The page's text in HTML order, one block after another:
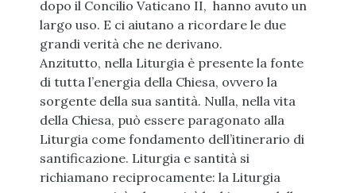
dopo il Concilio Vaticano II, hanno avuto un
largo uso. E ci aiutano a ricordare le due
grandi verità che ne derivano.
Anzitutto, nella Liturgia è presente la fonte
di tutta l’energia della Chiesa, ovvero la
sorgente della sua santità. Nulla, nella vita
della Chiesa, può essere paragonato alla
Liturgia come fondamento dell’itinerario di
santificazione. Liturgia e santità si
richiamano reciprocamente: la Liturgia